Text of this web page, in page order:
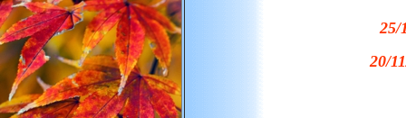
25/
20/